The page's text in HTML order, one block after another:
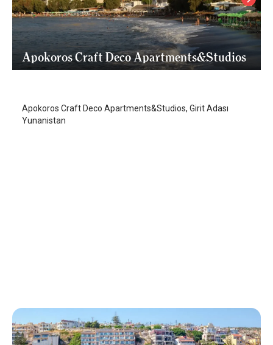
Apokoros Craft Deco Apartments&Studios
Apokoros Craft Deco Apartments&Studios, Girit Adası
Yunanistan